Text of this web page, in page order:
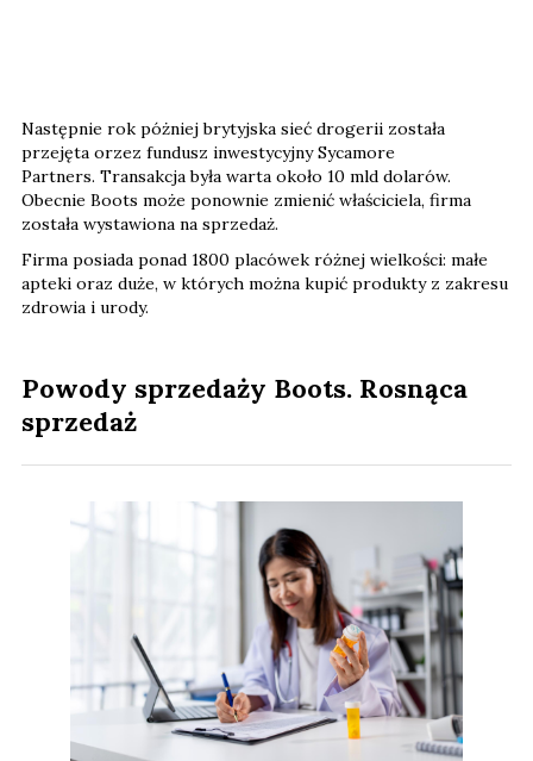
Następnie rok póżniej brytyjska sieć drogerii została
przejęta orzez fundusz inwestycyjny Sycamore
Partners. Transakcja była warta około 10 mld dolarów.
Obecnie Boots może ponownie zmienić właściciela, firma
została wystawiona na sprzedaż.
Firma posiada ponad 1800 placówek różnej wielkości: małe
apteki oraz duże, w których można kupić produkty z zakresu
zdrowia i urody.
Powody sprzedaży Boots. Rosnąca
sprzedaż